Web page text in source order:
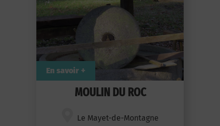
MOULIN DU ROC
Le Mayet-de-Montagne
En savoir +